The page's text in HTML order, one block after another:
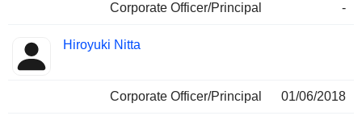
Corporate Officer/Principal
-
Hiroyuki Nitta
Corporate Officer/Principal 01/06/2018